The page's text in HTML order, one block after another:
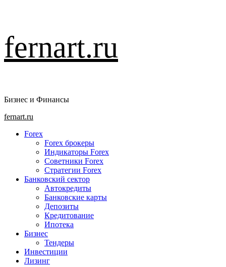
Перейти
к
содержимому
fernart.ru
Бизнес и Финансы
Основное
fernart.ru
Forex
Forex брокеры
Индикаторы Forex
Советники Forex
Стратегии Forex
Банковский сектор
Автокредиты
Банковские карты
Депозиты
Кредитование
Ипотека
Бизнес
Тендеры
Инвестиции
Лизинг